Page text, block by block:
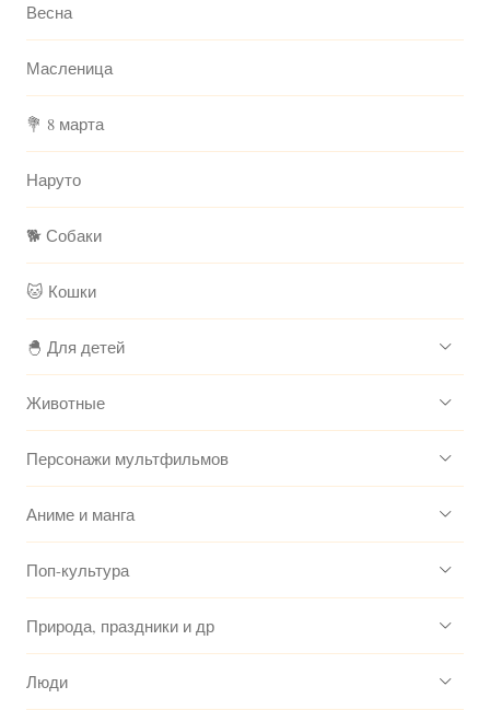
Весна
Масленица
💐 8 марта
Наруто
🐕 Собаки
🐱 Кошки
🐣 Для детей
Животные
Персонажи мультфильмов
Аниме и манга
Поп-культура
Природа, праздники и др
Люди